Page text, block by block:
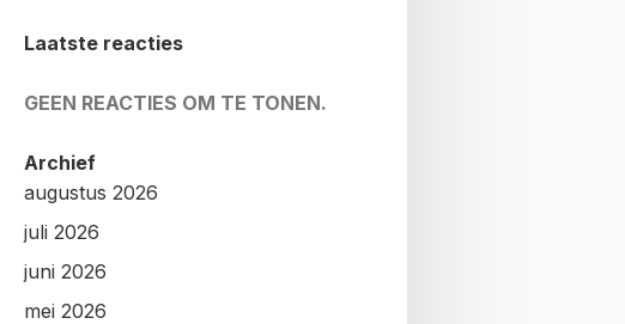
Laatste reacties
GEEN REACTIES OM TE TONEN.
Archief
augustus 2026
juli 2026
juni 2026
mei 2026